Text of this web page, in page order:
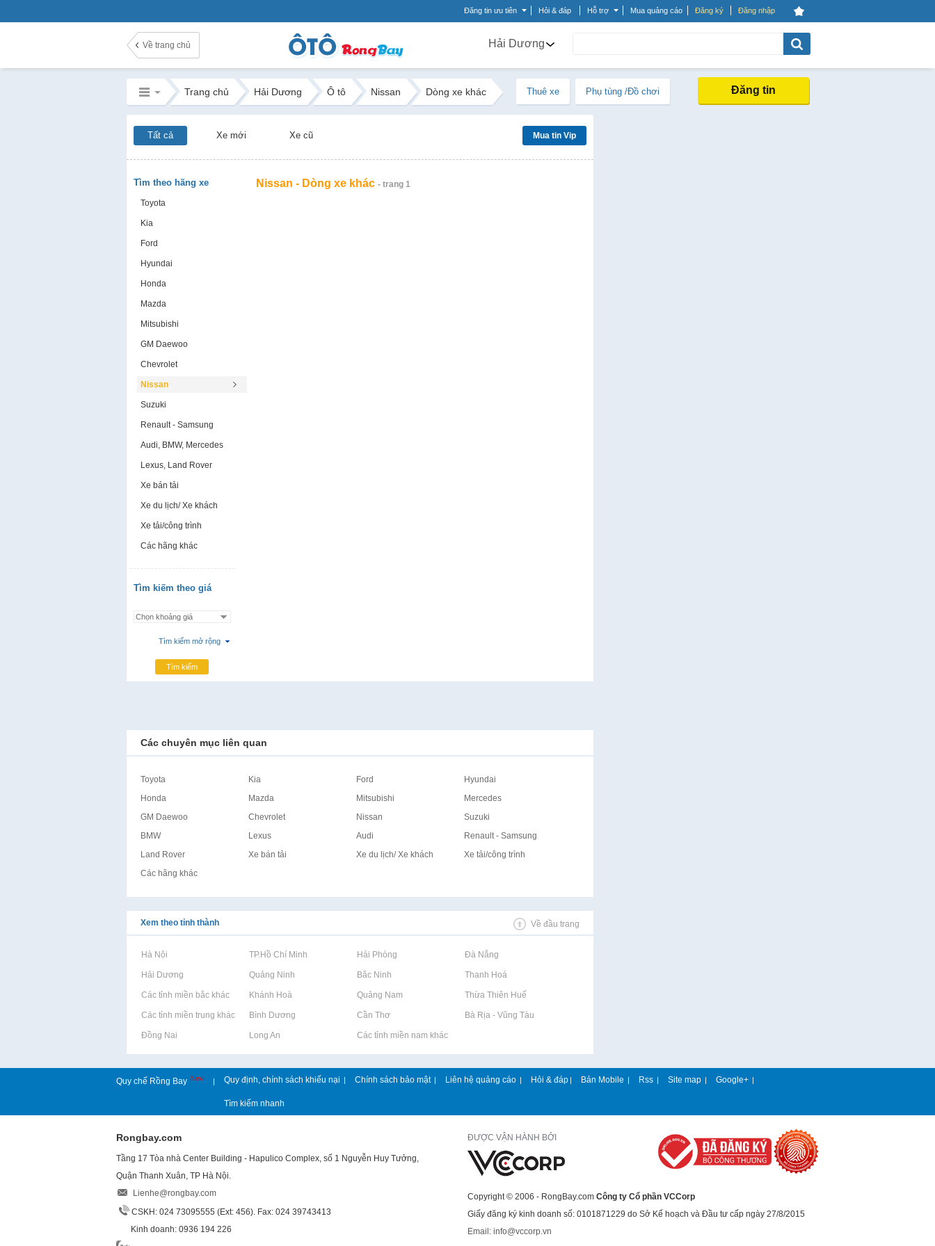
Đăng tin ưu tiên Hỏi & đáp Hỗ trợ Mua quảng cáo Đăng ký Đăng nhập
Về trang chủ Hải Dương
Trang chủ Hải Dương Ô tô Nissan Dòng xe khác Thuê xe Phụ tùng /Đồ chơi Đăng tin
Tất cả Xe mới Xe cũ Mua tin Vip
Tìm theo hãng xe
Toyota
Kia
Ford
Hyundai
Honda
Mazda
Mitsubishi
GM Daewoo
Chevrolet
Nissan
Suzuki
Renault - Samsung
Audi, BMW, Mercedes
Lexus, Land Rover
Xe bán tải
Xe du lịch/ Xe khách
Xe tải/công trình
Các hãng khác
Tìm kiếm theo giá
Tìm kiếm mở rộng
Tìm kiếm
Nissan - Dòng xe khác - trang 1
Các chuyên mục liên quan
Toyota Kia Ford
Hyundai
Honda
Mazda Mitsubishi
Mercedes
GM Daewoo
Chevrolet Nissan
Suzuki
BMW
Lexus Audi
Renault - Samsung
Land Rover
Xe bán tải Xe du lịch/ Xe khách
Xe tải/công trình
Các hãng khác
Xem theo tỉnh thành Về đầu trang
Rao vặt tại Hà Nội Rao vặt tại TP.Hồ Chí Minh Rao vặt tại Hải Phòng Rao vặt tại Đà Nẵng
Rao vặt tại Hải Dương Rao vặt tại Quảng Ninh Rao vặt tại Bắc Ninh Rao vặt tại Thanh Hoá
Rao vặt tại Các tỉnh miền bắc khácRao vặt tại Khánh Hoà Rao vặt tại Quảng Nam Rao vặt tại Thừa Thiên Huế
Rao vặt tại Các tỉnh miền trung khácRao vặt tại Bình Dương Rao vặt tại Cần Thơ Rao vặt tại Bà Rịa - Vũng Tàu
Rao vặt tại Đồng Nai Rao vặt tại Long An Rao vặt tại Các tỉnh miền nam khác
Quy chế Rồng Bay New | Quy định, chính sách khiếu nại | Chính sách bảo mật | Liên hệ quảng cáo | Hỏi & đáp | Bản Mobile | Rss | Site map | Google+ |
Tìm kiếm nhanh
Rongbay.com
Tầng 17 Tòa nhà Center Building - Hapulico Complex, số 1 Nguyễn Huy Tưởng,
Quận Thanh Xuân, TP Hà Nội.
Lienhe@rongbay.com
CSKH: 024 73095555 (Ext: 456). Fax: 024 39743413
Kinh doanh: 0936 194 226
ĐƯỢC VẬN HÀNH BỞI
Copyright © 2006 - RongBay.com Công ty Cổ phần VCCorp
Giấy đăng ký kinh doanh số: 0101871229 do Sở Kế hoạch và Đầu tư cấp ngày 27/8/2015
Email: info@vccorp.vn